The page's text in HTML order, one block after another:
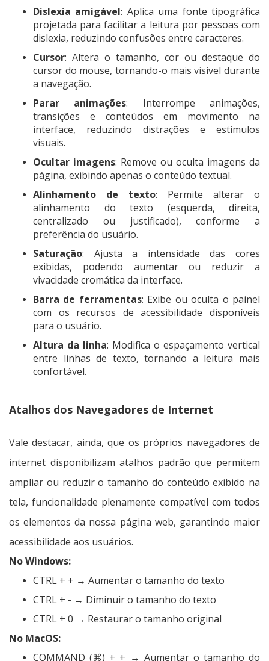
Dislexia amigável: Aplica uma fonte tipográfica
projetada para facilitar a leitura por pessoas com
dislexia, reduzindo confusões entre caracteres.
Cursor: Altera o tamanho, cor ou destaque do
cursor do mouse, tornando-o mais visível durante
a navegação.
Parar animações: Interrompe animações,
transições e conteúdos em movimento na
interface, reduzindo distrações e estímulos
visuais.
Ocultar imagens: Remove ou oculta imagens da
página, exibindo apenas o conteúdo textual.
Alinhamento de texto: Permite alterar o
alinhamento do texto (esquerda, direita,
centralizado ou justificado), conforme a
preferência do usuário.
Saturação: Ajusta a intensidade das cores
exibidas, podendo aumentar ou reduzir a
vivacidade cromática da interface.
Barra de ferramentas: Exibe ou oculta o painel
com os recursos de acessibilidade disponíveis
para o usuário.
Altura da linha: Modifica o espaçamento vertical
entre linhas de texto, tornando a leitura mais
confortável.
Atalhos dos Navegadores de Internet
Vale destacar, ainda, que os próprios navegadores de
internet disponibilizam atalhos padrão que permitem
ampliar ou reduzir o tamanho do conteúdo exibido na
tela, funcionalidade plenamente compatível com todos
os elementos da nossa página web, garantindo maior
acessibilidade aos usuários.
No Windows:
CTRL + + → Aumentar o tamanho do texto
CTRL + - → Diminuir o tamanho do texto
CTRL + 0 → Restaurar o tamanho original
No MacOS:
COMMAND (⌘) + + → Aumentar o tamanho do